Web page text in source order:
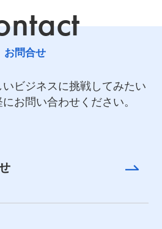
お問合せ
ビジネスに挑戦してみたい
お問い合わせください。